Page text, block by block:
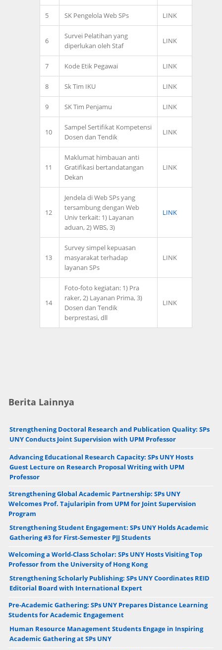
5 SK Pengelola Web SPs LINK
6
Survei Pelatihan yang
diperlukan oleh Staf
LINK
7 Kode Etik Pegawai LINK
8 Sk Tim IKU LINK
9 SK Tim Penjamu LINK
10
Sampel Sertifikat Kompetensi
Dosen dan Tendik
LINK
11
Maklumat himbauan anti
Gratifikasi bertandatangan
Dekan
LINK
12
Jendela di Web SPs yang
tersambung dengan Web
Univ terkait: 1) Layanan
aduan, 2) WBS, 3)
LINK
13
Survey simpel kepuasan
masyarakat terhadap
layanan SPs
LINK
14
Foto-foto kegiatan: 1) Pra
raker, 2) Layanan Prima, 3)
Dosen dan Tendik
berprestasi, dll
LINK
Berita Lainnya
Strengthening Doctoral Research and Publication Quality: SPs
UNY Conducts Joint Supervision with UPM Professor
Advancing Educational Research Capacity: SPs UNY Hosts
Guest Lecture on Research Proposal Writing with UPM
Professor
Strengthening Global Academic Partnership: SPs UNY
Welcomes Prof. Tajularipin from UPM for Joint Supervision
Program
Strengthening Student Engagement: SPs UNY Holds Academic
Gathering #3 for First-Semester PJJ Students
Welcoming a World-Class Scholar: SPs UNY Hosts Visiting Top
Professor from the University of Hong Kong
Strengthening Scholarly Publishing: SPs UNY Coordinates REID
Editorial Board with International Expert
Pre-Academic Gathering: SPs UNY Prepares Distance Learning
Students for Academic Engagement
Human Resource Management Students Engage in Inspiring
Academic Gathering at SPs UNY